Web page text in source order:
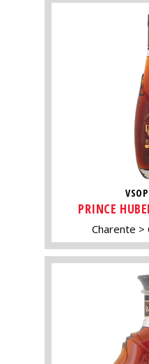
PRINCE
Charente